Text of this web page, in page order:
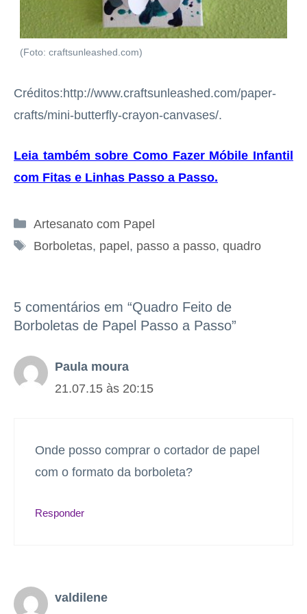
(Foto: craftsunleashed.com)
Créditos:http://www.craftsunleashed.com/paper-
crafts/mini-butterfly-crayon-canvases/.
Leia também sobre Como Fazer Móbile Infantil
com Fitas e Linhas Passo a Passo.
Categorias
Artesanato com Papel
Tags
Borboletas, papel, passo a passo, quadro
5 comentários em “Quadro Feito de
Borboletas de Papel Passo a Passo”
Paula moura
21.07.15 às 20:15
Onde posso comprar o cortador de papel
com o formato da borboleta?
Responder
valdilene